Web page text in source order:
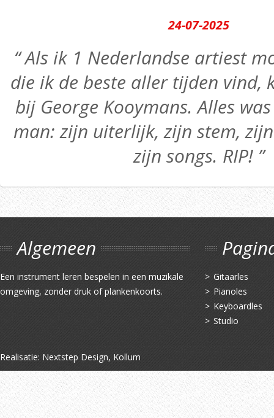
24-07-2025
“ Als ik 1 Nederlandse artiest
die ik de beste aller tijden vind,
bij George Kooymans. Alles
man: zijn uiterlijk, zijn stem,
zijn songs. RIP! ”
Algemeen
Een instrument leren bespelen in een muzikale
omgeving, zonder druk of plankenkoorts.
Gitaarles
Pianoles
Keyboardles
Studio
Realisatie: Nextstep Design, Kollum